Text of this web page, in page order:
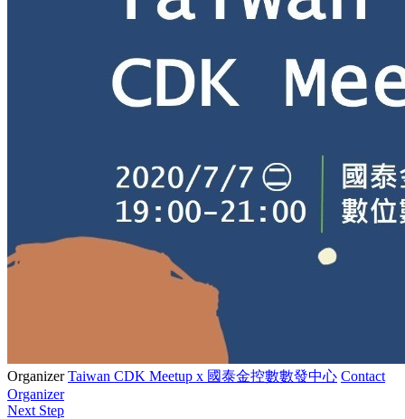
OrganizerTaiwan CDK Meetup x 國泰金控數數發中心 Contact
Organizer
Next Step